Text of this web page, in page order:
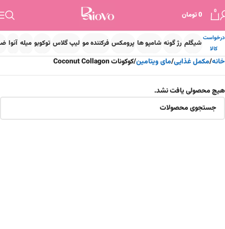
0
0تومان
درخواست
کالا
شیگلم رژ گونه شامپو ها پرومکس فرکننده مو لیپ گلاس توکوبو میله آنوا
خانه مکمل غذایی مای ویتامین کوکونات Coconut Collagon
هیچ محصولی یافت نشد.